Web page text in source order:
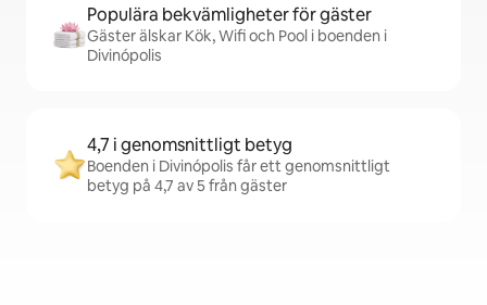
Populära bekvämligheter för gäster
Gäster älskar Kök, Wifi och Pool i boenden i
Divinópolis
4,7 i genomsnittligt betyg
Boenden i Divinópolis får ett genomsnittligt
betyg på 4,7 av 5 från gäster